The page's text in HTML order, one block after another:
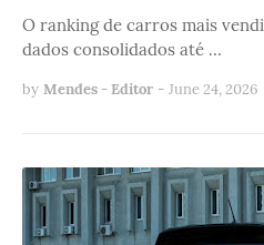
O ranking de carros mais
dados consolidados até …
by Mendes - Editor - June 24, 2026